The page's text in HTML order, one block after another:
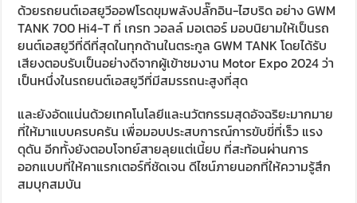
ด้วยรถยนต์เอสยูวีออฟโรดขุมพลังปลั๊กอิน-ไฮบริด อย่าง GWM
TANK 700 Hi4-T ที่ เกรท วอลล์ มอเตอร์ มอบนิยามให้เป็นรถ
ยนต์เอสยูวีที่ดีที่สุดในทุกด้านในตระกูล GWM TANK โดยได้รับ
เสียงตอบรับเป็นอย่างดีจากผู้เข้าชมงาน Motor Expo 2024 ว่า
เป็นหนึ่งในรถยนต์เอสยูวีที่มีสมรรถนะสูงที่สุด
และยังอัดแน่นด้วยเทคโนโลยีและนวัตกรรมสุดอัจฉริยะมากมาย
ที่ให้มาแบบครบครัน เพื่อมอบประสบการณ์การขับขี่ที่เร็ว แรง
ดุดัน อีกทั้งยังตอบโจทย์สายลุยแต่เนี้ยบ ที่สะท้อนผ่านการ
ออกแบบที่ให้คาแรกเตอร์ที่ชัดเจน ดีไซน์ภายนอกที่ให้ความรู้สึก
สมบุกสมบัน